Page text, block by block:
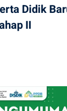
Didik
II